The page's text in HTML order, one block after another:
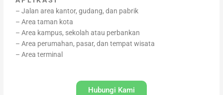
– Jalan area kantor, gudang, dan pabrik
– Area taman kota
– Area kampus, sekolah atau perbankan
– Area perumahan, pasar, dan tempat wisata
– Area terminal
Hubungi Kami